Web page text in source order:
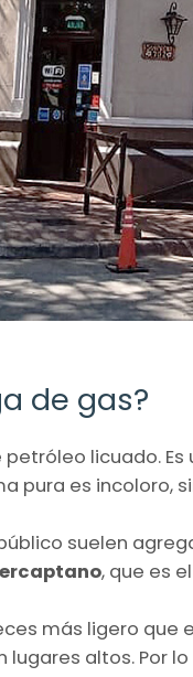
de gas?
petróleo licuado.
pura es incoloro,
suelen
, que es
más ligero que
altos. Por